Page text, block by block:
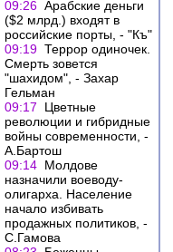
09:26 Арабские деньги
($2 млрд.) входят в
российские порты, - "Къ"
09:19 Террор одиночек.
Смерть зовется
"шахидом", - Захар
Гельман
09:17
Цветные
революции и гибридные
войны современности, -
А.Бартош
09:14 Молдове
назначили воеводу-
олигарха. Население
начало избивать
продажных политиков, -
С.Гамова